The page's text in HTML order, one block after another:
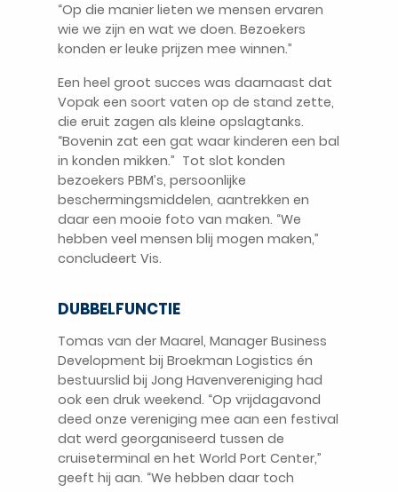
“Op die manier lieten we mensen ervaren
wie we zijn en wat we doen. Bezoekers
konden er leuke prijzen mee winnen.”
Een heel groot succes was daarnaast dat
Vopak een soort vaten op de stand zette,
die eruit zagen als kleine opslagtanks.
“Bovenin zat een gat waar kinderen een bal
in konden mikken.” Tot slot konden
bezoekers PBM’s, persoonlijke
beschermingsmiddelen, aantrekken en
daar een mooie foto van maken. “We
hebben veel mensen blij mogen maken,”
concludeert Vis.
DUBBELFUNCTIE
Tomas van der Maarel, Manager Business
Development bij Broekman Logistics én
bestuurslid bij Jong Havenvereniging had
ook een druk weekend. “Op vrijdagavond
deed onze vereniging mee aan een festival
dat werd georganiseerd tussen de
cruiseterminal en het World Port Center,”
geeft hij aan. “We hebben daar toch